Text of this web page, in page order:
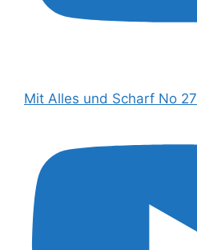
Mit Alles und Scharf No 27